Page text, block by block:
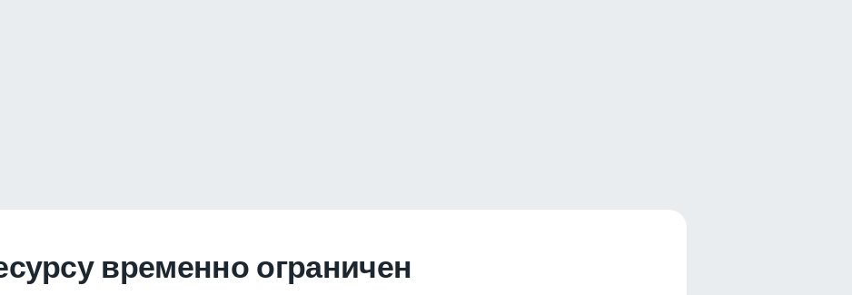
временно ограничен